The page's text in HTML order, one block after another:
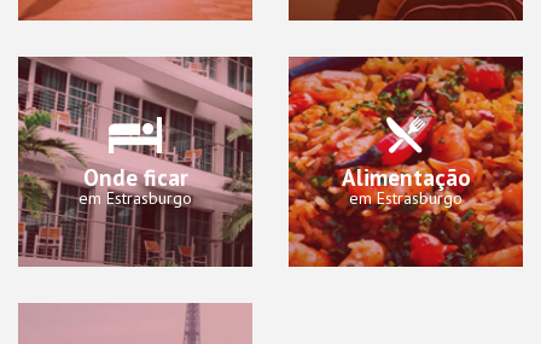
Onde ficar
em Estrasburgo
Alimentação
em Estrasburgo